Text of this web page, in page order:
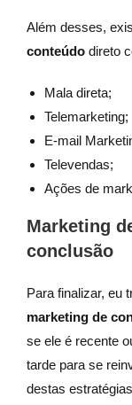
Além desses,
conteúdo direto
Mala direta;
Telemarketing;
E-mail
Televendas;
Ações de
Marketing
conclusão
Para finalizar, eu
marketing de
se ele é recente
tarde para se
destas